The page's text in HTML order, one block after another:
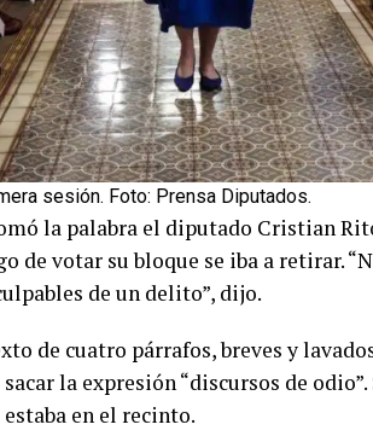
sesión. Foto: Prensa Diputados.
la palabra el diputado Cristian
de votar su bloque se iba a retirar.
de un delito”, dijo.
de cuatro párrafos, breves y
la expresión “discursos de
en el recinto.